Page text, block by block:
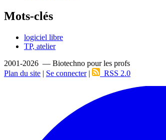
Mots-clés
logiciel libre
TP, atelier
2001-2026 — Biotechno pour les profs
Plan du site | Se connecter| RSS 2.0